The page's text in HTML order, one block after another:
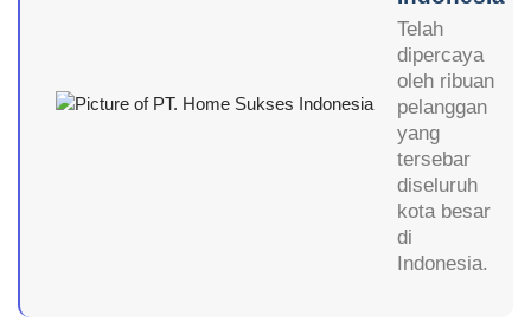
Telah
dipercaya
oleh ribuan
pelanggan
yang
tersebar
diseluruh
kota besar
di
Indonesia.